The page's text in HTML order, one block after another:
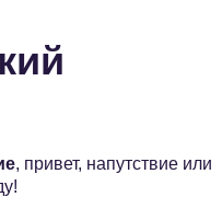
, привет, напутствие или